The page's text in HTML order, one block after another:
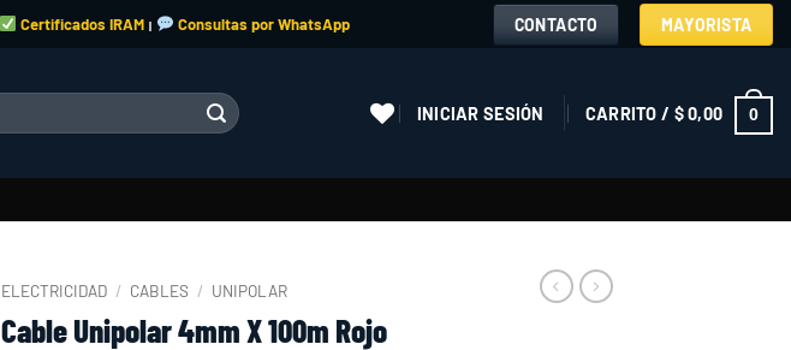
Certificados IRAM | Consultas por WhatsApp CONTACTO MAYORISTA
INICIAR SESIÓN CARRITO / $0,00 0
ELECTRICIDAD / CABLES / UNIPOLAR
Cable Unipolar 4mm X 100m Rojo